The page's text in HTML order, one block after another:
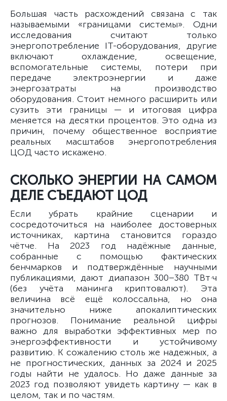
Большая часть расхождений связана с так
называемыми «границами системы». Одни
исследования считают только
энергопотребление IT-оборудования, другие
включают охлаждение, освещение,
вспомогательные системы, потери при
передаче электроэнергии и даже
энергозатраты на производство
оборудования. Стоит немного расширить или
сузить эти границы — и итоговая цифра
меняется на десятки процентов. Это одна из
причин, почему общественное восприятие
реальных масштабов энергопотребления
ЦОД часто искажено.
СКОЛЬКО ЭНЕРГИИ НА САМОМ
ДЕЛЕ СЪЕДАЮТ ЦОД
Если убрать крайние сценарии и
сосредоточиться на наиболее достоверных
источниках, картина становится гораздо
чётче. На 2023 год надёжные данные,
собранные с помощью фактических
бенчмарков и подтверждённые научными
публикациями, дают диапазон 300–380 ТВт·ч
(без учёта манинга криптовалют). Эта
величина всё ещё колоссальна, но она
значительно ниже апокалиптических
прогнозов. Понимание реальной цифры
важно для выработки эффективных мер по
энергоэффективности и устойчивому
развитию. К сожалению столь же надежных, а
не прогностических, данных за 2024 и 2025
годы найти не удалось. Но даже данные за
2023 год позволяют увидеть картину — как в
целом, так и по частям.